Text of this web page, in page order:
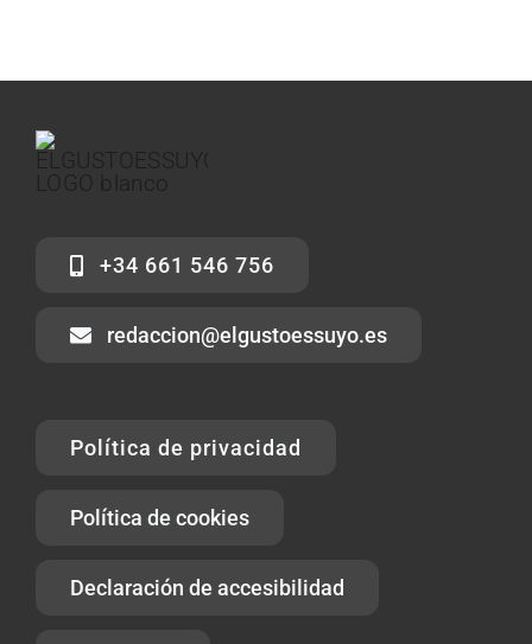
+34 661 546 756
redaccion@elgustoessuyo.es
Política de privacidad
Política de cookies
Declaración de accesibilidad